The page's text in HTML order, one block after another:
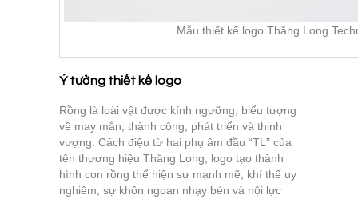
Mẫu thiết kế logo Thăng Long
Ý tưởng thiết kế logo
Rồng là loài vật được kính ngưỡng, biểu tượng
về may mắn, thành công, phát triển và thịnh
vượng. Cách điệu từ hai phụ âm đầu “TL” của
tên thương hiệu Thăng Long, logo tạo thành
hình con rồng thể hiện sự mạnh mẽ, khí thế uy
nghiêm, sự khôn ngoan nhạy bén và nội lực